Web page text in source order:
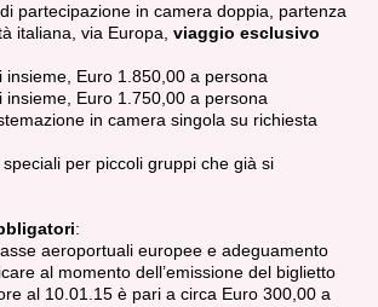
di partecipazione in camera doppia, partenza
italiana, via Europa, viaggio esclusivo
insieme, Euro 1.850,00 a persona
insieme, Euro 1.750,00 a persona
in camera singola su richiesta
per piccoli gruppi che già si
:
aeroportuali europee e adeguamento
al momento dell’emissione del biglietto
al 10.01.15 è pari a circa Euro 300,00 a